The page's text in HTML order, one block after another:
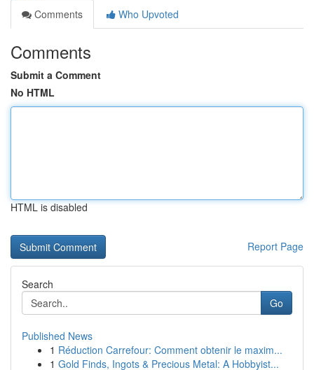
Comments
Who Upvoted
Comments
Submit a Comment
No HTML
HTML is disabled
Report Page
Search
Go
Published News
1 Réduction Carrefour: Comment obtenir le maxim...
1 Gold Finds, Ingots & Precious Metal: A Hobbyist...